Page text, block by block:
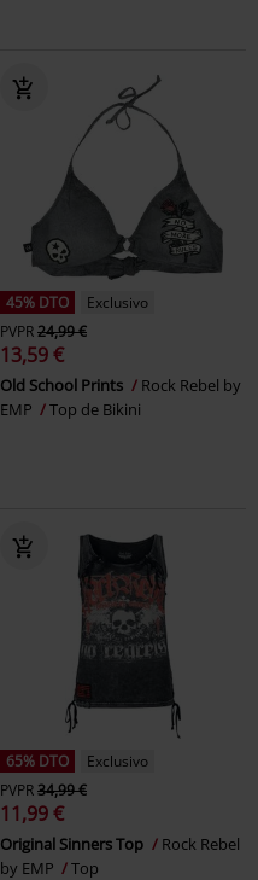
45% DTO
Exclusivo
PVPR24,99 €
13,59 €
Old School Prints
Rock Rebel by
EMP
Top de Bikini
65% DTO
Exclusivo
PVPR34,99 €
11,99 €
Original Sinners Top
Rock Rebel
by EMP
Top